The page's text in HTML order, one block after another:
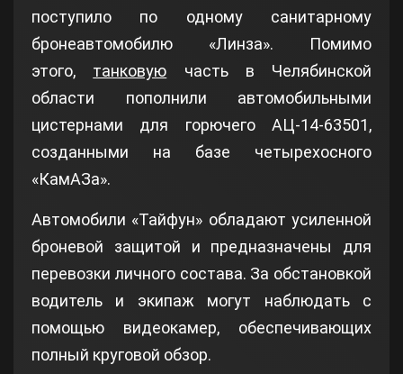
поступило по одному санитарному
бронеавтомобилю «Линза». Помимо
этого, танковую часть в Челябинской
области пополнили автомобильными
цистернами для горючего АЦ-14-63501,
созданными на базе четырехосного
«КамАЗа».
Автомобили «Тайфун» обладают усиленной
броневой защитой и предназначены для
перевозки личного состава. За обстановкой
водитель и экипаж могут наблюдать с
помощью видеокамер, обеспечивающих
полный круговой обзор.